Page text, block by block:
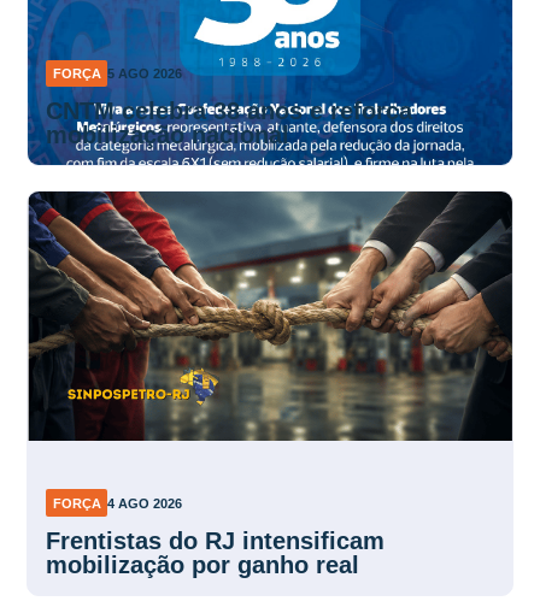
FORÇA 5 AGO 2026
CNTM celebra 38 anos e reforça
mobilização nacional
FORÇA 4 AGO 2026
Frentistas do RJ intensificam
mobilização por ganho real